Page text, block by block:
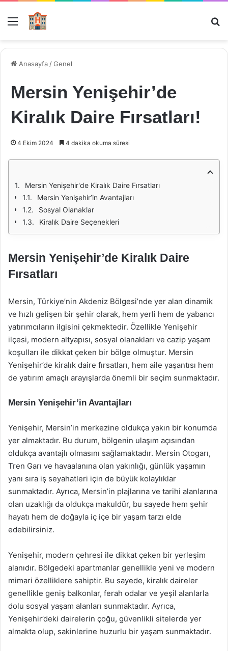
Menü
Anasayfa /Genel
Mersin Yenişehir’de
Kiralık Daire Fırsatları!
4 Ekim 2024 4 dakika okuma süresi
Mersin Yenişehir'de Kiralık Daire Fırsatları
Mersin Yenişehir’in Avantajları
Sosyal Olanaklar
Kiralık Daire Seçenekleri
Mersin Yenişehir’de Kiralık Daire
Fırsatları
Mersin, Türkiye’nin Akdeniz Bölgesi’nde yer alan dinamik
ve hızlı gelişen bir şehir olarak, hem yerli hem de yabancı
yatırımcıların ilgisini çekmektedir. Özellikle Yenişehir
ilçesi, modern altyapısı, sosyal olanakları ve cazip yaşam
koşulları ile dikkat çeken bir bölge olmuştur. Mersin
Yenişehir’de kiralık daire fırsatları, hem aile yaşantısı hem
de yatırım amaçlı arayışlarda önemli bir seçim sunmaktadır.
Mersin Yenişehir’in Avantajları
Yenişehir, Mersin’in merkezine oldukça yakın bir konumda
yer almaktadır. Bu durum, bölgenin ulaşım açısından
oldukça avantajlı olmasını sağlamaktadır. Mersin Otogarı,
Tren Garı ve havaalanına olan yakınlığı, günlük yaşamın
yanı sıra iş seyahatleri için de büyük kolaylıklar
sunmaktadır. Ayrıca, Mersin’in plajlarına ve tarihi alanlarına
olan uzaklığı da oldukça makuldür, bu sayede hem şehir
hayatı hem de doğayla iç içe bir yaşam tarzı elde
edebilirsiniz.
Yenişehir, modern çehresi ile dikkat çeken bir yerleşim
alanıdır. Bölgedeki apartmanlar genellikle yeni ve modern
mimari özelliklere sahiptir. Bu sayede, kiralık daireler
genellikle geniş balkonlar, ferah odalar ve yeşil alanlarla
dolu sosyal yaşam alanları sunmaktadır. Ayrıca,
Yenişehir’deki dairelerin çoğu, güvenlikli sitelerde yer
almakta olup, sakinlerine huzurlu bir yaşam sunmaktadır.